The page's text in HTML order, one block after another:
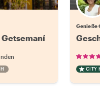
Genieße
CITY